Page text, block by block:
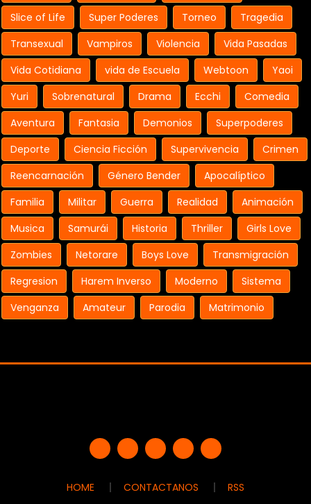
Slice of Life
Super Poderes Torneo
Tragedia
Transexual
Vampiros Violencia
Vida Pasadas
Vida Cotidiana
vida de Escuela Webtoon
Yaoi
Yuri
Sobrenatural Drama Ecchi
Comedia
Aventura
Fantasia Demonios
Superpoderes
Deporte
Ciencia Ficción Supervivencia
Crimen
Reencarnación
Género Bender
Apocalíptico
Familia
Militar Guerra Realidad
Animación
Musica
Samurái Historia Thriller
Girls Love
Zombies
Netorare Boys Love
Transmigración
Regresion
Harem Inverso Moderno
Sistema
Venganza
Amateur Parodia Matrimonio
HOME CONTACTANOS RSS